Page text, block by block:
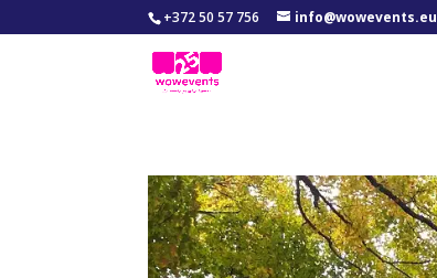
+372 50 57 756 info@wowevents.eu